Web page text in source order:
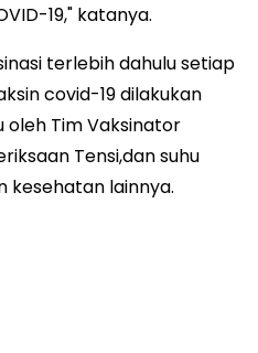
19," katanya.
terlebih dahulu setiap
covid-19 dilakukan
Tim Vaksinator
Tensi,dan suhu
kesehatan lainnya.